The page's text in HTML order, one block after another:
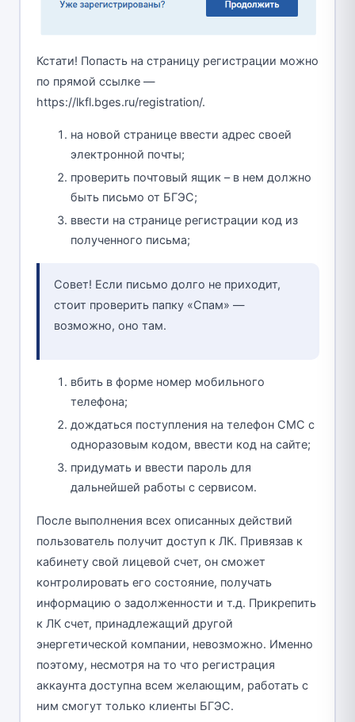
Кстати! Попасть на страницу регистрации можно
по прямой ссылке —
https://lkfl.bges.ru/registration/.
на новой странице ввести адрес своей
электронной почты;
проверить почтовый ящик – в нем должно
быть письмо от БГЭС;
ввести на странице регистрации код из
полученного письма;
Совет! Если письмо долго не приходит,
стоит проверить папку «Спам» —
возможно, оно там.
вбить в форме номер мобильного
телефона;
дождаться поступления на телефон СМС с
одноразовым кодом, ввести код на сайте;
придумать и ввести пароль для
дальнейшей работы с сервисом.
После выполнения всех описанных действий
пользователь получит доступ к ЛК. Привязав к
кабинету свой лицевой счет, он сможет
контролировать его состояние, получать
информацию о задолженности и т.д. Прикрепить
к ЛК счет, принадлежащий другой
энергетической компании, невозможно. Именно
поэтому, несмотря на то что регистрация
аккаунта доступна всем желающим, работать с
ним смогут только клиенты БГЭС.